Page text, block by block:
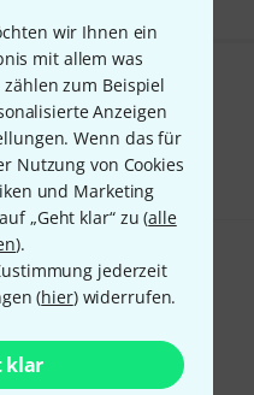
wir Ihnen ein
mit allem was
zum Beispiel
Anzeigen
Wenn das für
Nutzung von Cookies
und Marketing
„Geht klar“ zu (alle
).
jederzeit
(hier) widerrufen.
klar
Sie sehen?
& Feedback